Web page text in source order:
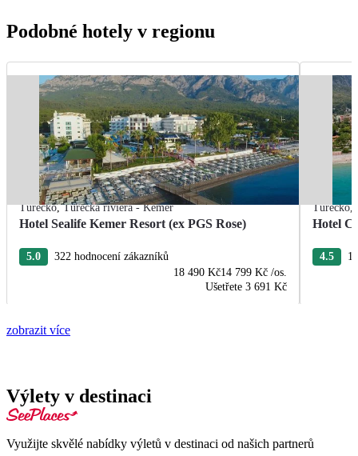
Podobné hotely v regionu
Turecko,Turecká riviéra - Kemer
Hotel Sealife Kemer Resort (ex PGS Rose)
5.0
322 hodnocení zákazníků
18 490 Kč14 799 Kč /os.
Ušetřete 3 691 Kč
Turecko,
Hotel
4.5
zobrazit více
Výlety v destinaci
Využijte skvělé nabídky výletů v destinaci od našich partnerů